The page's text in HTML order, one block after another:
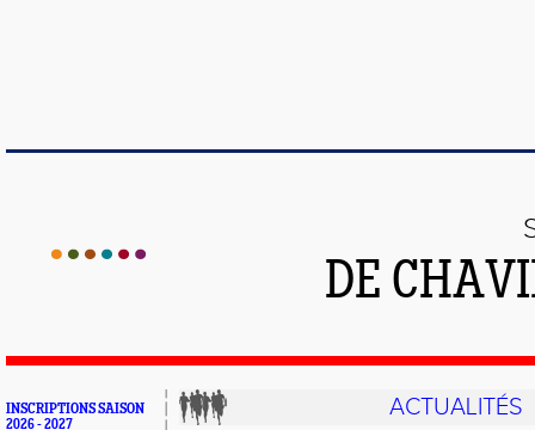
DE
INSCRIPTIONS SAISON
2026 - 2027
ACTUALITÉS